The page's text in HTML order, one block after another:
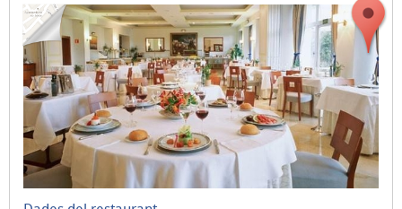
guardonats
Cuina
Local-
Mediterrània
Bars
de
tapes
Cuina